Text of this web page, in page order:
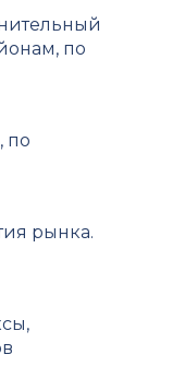
по
по
рынка.